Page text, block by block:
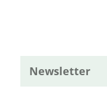
Newsletter